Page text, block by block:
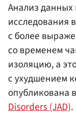
Анализ данных
исследования в
с более
со временем
изоляцию, а
с ухудшением
опубликована
Disorders (JAD).